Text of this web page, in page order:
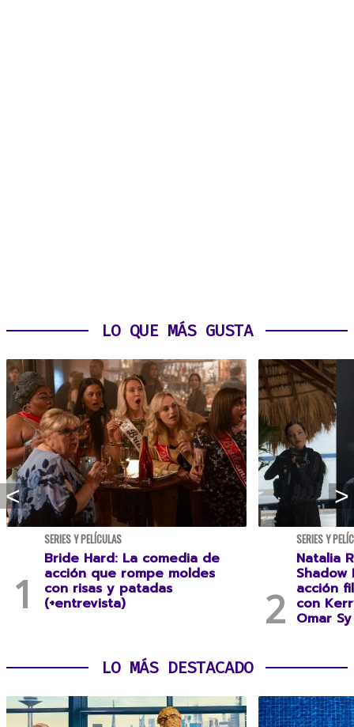
LO QUE MÁS GUSTA
SERIES Y PELÍCULAS
Bride Hard: La comedia de
acción que rompe moldes
con risas y patadas
(+entrevista)
SERIES Y
Natalia
acción
con
Omar
LO MÁS DESTACADO